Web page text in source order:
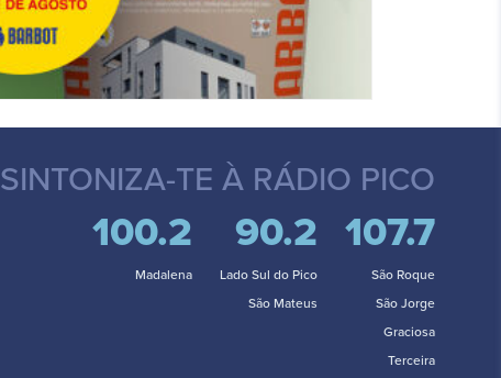
SINTONIZA-TE À RÁDIO PICO
100.2
Madalena
90.2
Lado Sul do Pico
São Mateus
107.7
São Roque
São Jorge
Graciosa
Terceira